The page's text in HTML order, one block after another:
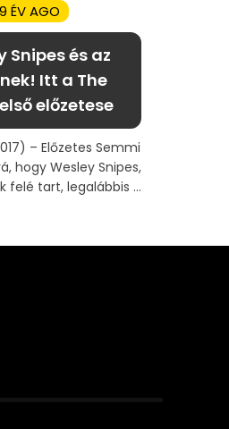
9 ÉV AGO
Snipes és az
Itt a The
előzetese
– Előzetes Semmi
hogy Wesley Snipes,
felé tart, legalábbis ...